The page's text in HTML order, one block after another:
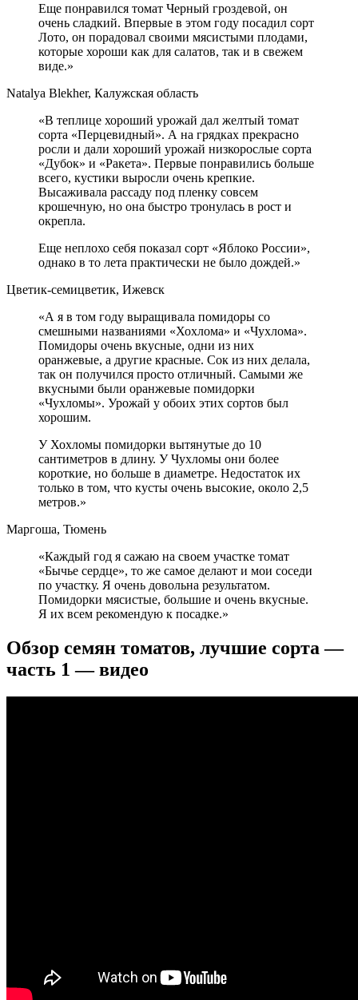
Еще понравился томат Черный гроздевой, он
очень сладкий. Впервые в этом году посадил сорт
Лото, он порадовал своими мясистыми плодами,
которые хороши как для салатов, так и в свежем
виде.»
Natalya Blekher, Калужская область
«В теплице хороший урожай дал желтый томат
сорта «Перцевидный». А на грядках прекрасно
росли и дали хороший урожай низкорослые сорта
«Дубок» и «Ракета». Первые понравились больше
всего, кустики выросли очень крепкие.
Высаживала рассаду под пленку совсем
крошечную, но она быстро тронулась в рост и
окрепла.
Еще неплохо себя показал сорт «Яблоко России»,
однако в то лета практически не было дождей.»
Цветик-семицветик, Ижевск
«А я в том году выращивала помидоры со
смешными названиями «Хохлома» и «Чухлома».
Помидоры очень вкусные, одни из них
оранжевые, а другие красные. Сок из них делала,
так он получился просто отличный. Самыми же
вкусными были оранжевые помидорки
«Чухломы». Урожай у обоих этих сортов был
хорошим.
У Хохломы помидорки вытянутые до 10
сантиметров в длину. У Чухломы они более
короткие, но больше в диаметре. Недостаток их
только в том, что кусты очень высокие, около 2,5
метров.»
Маргоша, Тюмень
«Каждый год я сажаю на своем участке томат
«Бычье сердце», то же самое делают и мои соседи
по участку. Я очень довольна результатом.
Помидорки мясистые, большие и очень вкусные.
Я их всем рекомендую к посадке.»
Обзор семян томатов, лучшие сорта —
часть 1 — видео